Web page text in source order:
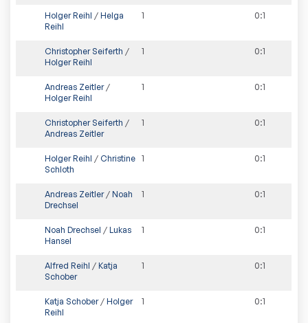
Holger Reihl / Helga
Reihl
1 0:1
Christopher Seiferth /
Holger Reihl
1 0:1
Andreas Zeitler/
Holger Reihl
1 0:1
Christopher Seiferth /
Andreas Zeitler
1 0:1
Holger Reihl / Christine
Schloth
1 0:1
Andreas Zeitler/ Noah
Drechsel
1 0:1
Noah Drechsel / Lukas
Hansel
1 0:1
Alfred Reihl / Katja
Schober
1 0:1
Katja Schober/ Holger
Reihl
1 0:1